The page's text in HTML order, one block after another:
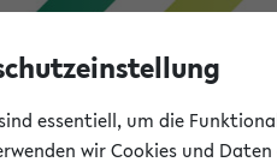
essentiell, um die
wir Cookies und